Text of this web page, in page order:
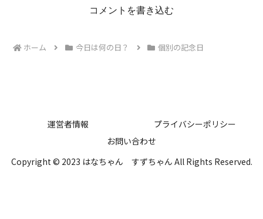
コメントを書き込む
ホーム 今日は何の日？ 個別の記念日
運営者情報
プライバシーポリシー
お問い合わせ
Copyright © 2023 はなちゃん すずちゃん All Rights Reserved.